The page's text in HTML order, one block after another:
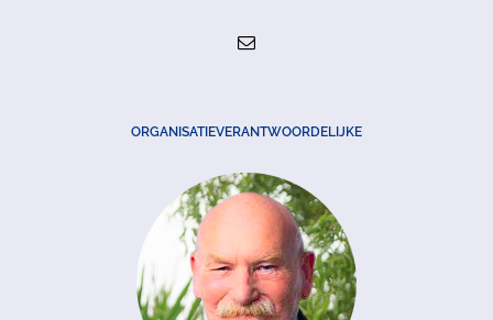
ORGANISATIEVERANTWOORDELIJKE